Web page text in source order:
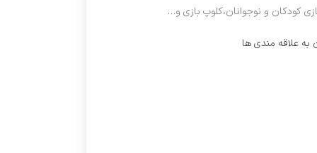
به علاقه مندی ها